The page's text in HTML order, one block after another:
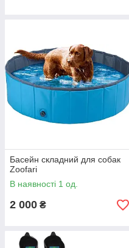
Басейн складний для собак
Zoofari
В наявності 1 од.
2 000 ₴